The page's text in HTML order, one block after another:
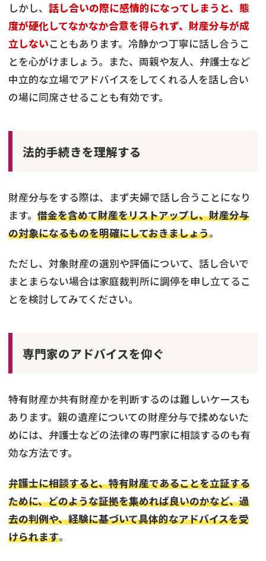
しかし、 話し合いの際に感情的になってしまうと、態
度が硬化してなかなか合意を得られず、財産分与が成
立しないこともあります。冷静かつ丁寧に話し合うこ
とを心がけましょう。また、両親や友人、弁護士など
中立的な立場でアドバイスをしてくれる人を話し合い
の場に同席させることも有効です。
法的手続きを理解する
財産分与をする際は、まず夫婦で話し合うことになり
ます。 借金を含めて財産をリストアップし、財産分与
の対象になるものを明確にしておきましょう。
ただし、対象財産の選別や評価について、話し合いで
まとまらない場合は家庭裁判所に調停を申し立てるこ
とを検討してみてください。
専門家のアドバイスを仰ぐ
特有財産か共有財産かを判断するのは難しいケースも
あります。親の遺産についての財産分与で揉めないた
めには、弁護士などの法律の専門家に相談するのも有
効な方法です。
弁護士に相談すると、特有財産であることを立証する
ために、どのような証拠を集めれば良いのかなど、過
去の判例や、経験に基づいて具体的なアドバイスを受
けられます。